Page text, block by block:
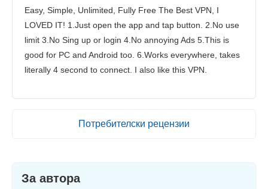
Easy, Simple, Unlimited, Fully Free The Best VPN, I
LOVED IT! 1.Just open the app and tap button. 2.No use
limit 3.No Sing up or login 4.No annoying Ads 5.This is
good for PC and Android too. 6.Works everywhere, takes
literally 4 second to connect. I also like this VPN.
Потребителски рецензии
За автора